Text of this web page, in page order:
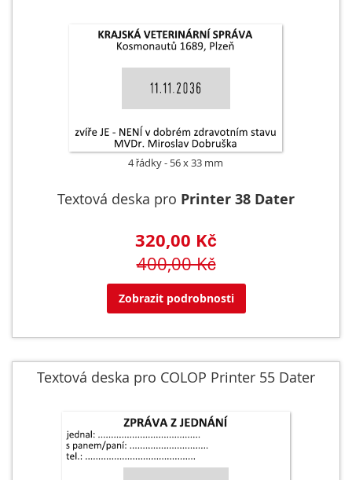
4 řádky 56 x 33 mm
Textová deska pro Printer 38 Dater
320,00 Kč
400,00 Kč
Zobrazit podrobnosti
Textová deska pro COLOP Printer 55 Dater